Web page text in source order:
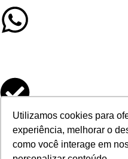
Utilizamos cookies para
experiência, melhorar o
como você interage em